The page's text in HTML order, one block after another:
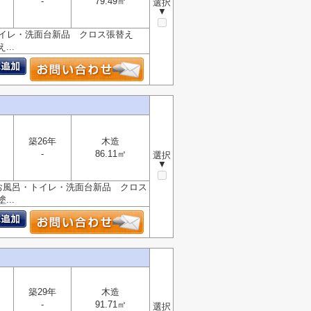
選択
▼
イレ・洗面台新品 クロス張替え
...
選択
▼
築26年
-
木造
86.11㎡
風呂・トイレ・洗面台新品 クロス
...
選択
築29年
-
木造
91.71㎡